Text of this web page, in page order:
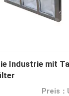
Industrie mit